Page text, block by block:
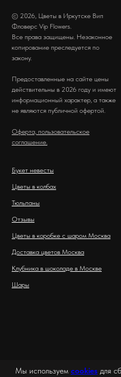
© 2026, Цветы в Иркутске Вип
Фловерс Vip Flowers.
Все права защищены. Незаконное
копирование преследуется по
закону.
Предоставленные на сайте цены
действительны в 2026 году и имеют
информационный характер, а также
не являются публичной офертой.
Оферта, пользовательское
соглашение.
Букет невесты
Цветы в колбах
Тюльпаны
Отзывы
Цветы в коробке с шаром Москва
Доставка цветов Москва
Клубника в шоколаде в Москве
Шары
Мы используем cookies для